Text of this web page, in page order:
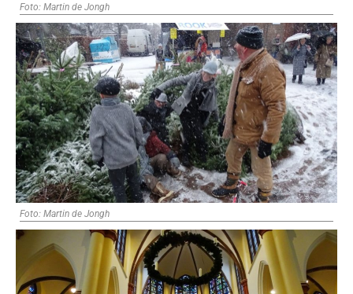
Foto: Martin de Jongh
Foto: Martin de Jongh